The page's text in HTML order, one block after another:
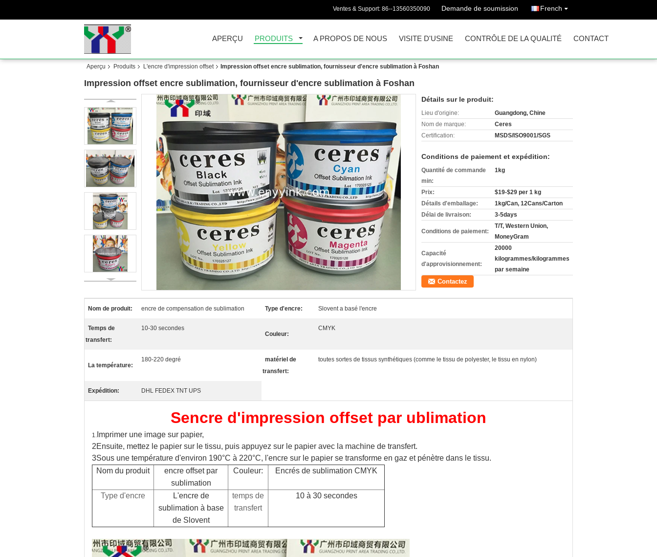
Ventes & Support: 86--13560350090 Demande de soumission French
APERÇU PRODUITS A PROPOS DE NOUS VISITE D'USINE CONTRÔLE DE LA QUALITÉ CONTACT
Aperçu Produits L'encre d'impression offset Impression offset encre sublimation, fournisseur d'encre sublimation à Foshan
Impression offset encre sublimation, fournisseur d'encre sublimation à Foshan
Détails sur le produit:
Lieu d'origine:
Guangdong, Chine
Nom de marque:
Ceres
Certification:
MSDS/ISO9001/SGS
Conditions de paiement et expédition:
Quantité de commande
min:
1kg
Prix:
$19-$29 per 1 kg
Détails d'emballage:
1kg/Can, 12Cans/Carton
Délai de livraison:
3-5days
Conditions de paiement:
T/T, Western Union,
MoneyGram
Capacité
d'approvisionnement:
20000
kilogrammes/kilogrammes
par semaine
Contactez
Nom de produit: encre de compensation de sublimation Type d'encre: Slovent a basé l'encre
Temps de
transfert:
10-30 secondes
Couleur:
CMYK
La température:
180-220 degré
matériel de
transfert:
toutes sortes de tissus synthétiques (comme le tissu de polyester, le tissu en nylon)
Expédition: DHL FEDEX TNT UPS
Sencre d'impression offset par ublimation
1. Imprimer une image sur papier,
2Ensuite, mettez le papier sur le tissu, puis appuyez sur le papier avec la machine de transfert.
3Sous une température d'environ 190°C à 220°C, l'encre sur le papier se transforme en gaz et pénètre dans le tissu.
Nom du produit
encre offset par
sublimation
Couleur: Encrés de sublimation CMYK
Type d'encre
L'encre de
sublimation à base
de Slovent
temps de
transfert
10 à 30 secondes